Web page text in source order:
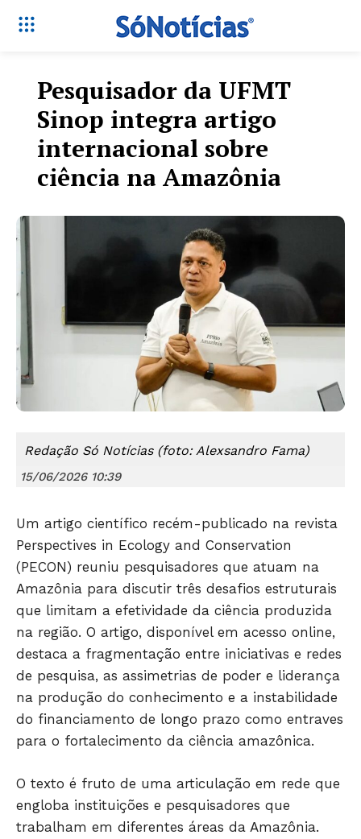
Pesquisador da UFMT
Sinop integra artigo
internacional sobre
ciência na Amazônia
Redação Só Notícias (foto: Alexsandro Fama)
15/06/2026 10:39
Um artigo científico recém-publicado na revista
Perspectives in Ecology and Conservation
(PECON) reuniu pesquisadores que atuam na
Amazônia para discutir três desafios estruturais
que limitam a efetividade da ciência produzida
na região. O artigo, disponível em acesso online,
destaca a fragmentação entre iniciativas e redes
de pesquisa, as assimetrias de poder e liderança
na produção do conhecimento e a instabilidade
do financiamento de longo prazo como entraves
para o fortalecimento da ciência amazônica.
O texto é fruto de uma articulação em rede que
engloba instituições e pesquisadores que
trabalham em diferentes áreas da Amazônia.